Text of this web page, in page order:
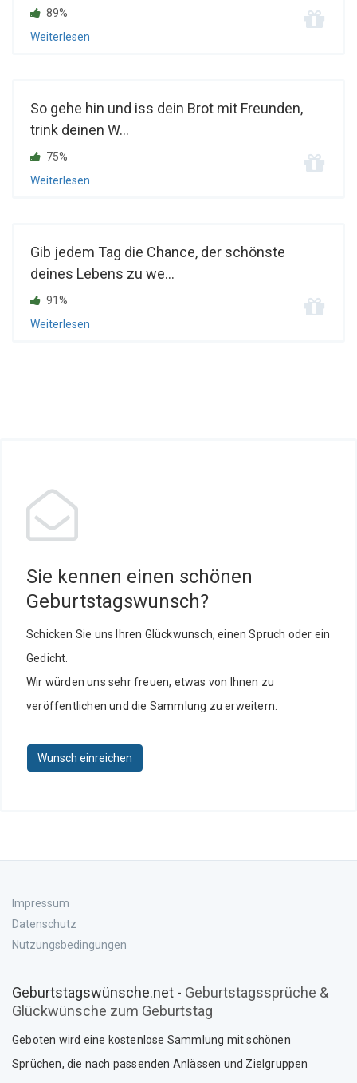
89%
Weiterlesen
So gehe hin und iss dein Brot mit Freunden,
trink deinen W...
75%
Weiterlesen
Gib jedem Tag die Chance, der schönste
deines Lebens zu we...
91%
Weiterlesen
Sie kennen einen schönen
Geburtstagswunsch?
Schicken Sie uns Ihren Glückwunsch, einen Spruch oder ein
Gedicht.
Wir würden uns sehr freuen, etwas von Ihnen zu
veröffentlichen und die Sammlung zu erweitern.
Wunsch einreichen
Impressum
Datenschutz
Nutzungsbedingungen
Geburtstagswünsche.net - Geburtstagssprüche &
Glückwünsche zum Geburtstag
Geboten wird eine kostenlose Sammlung mit schönen
Sprüchen, die nach passenden Anlässen und Zielgruppen